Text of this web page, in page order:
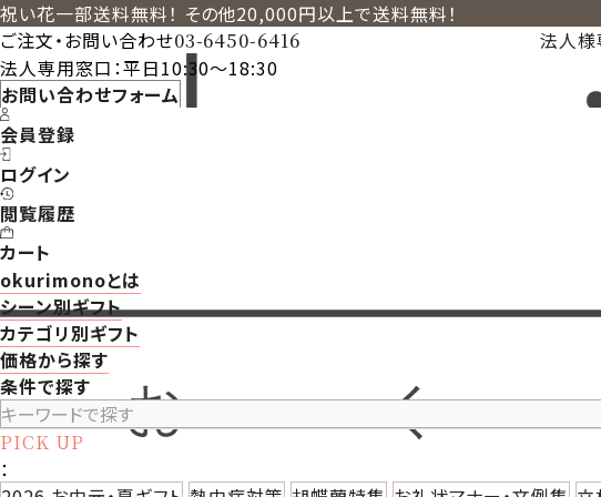
祝い花一部送料無料！ その他20,000円以上で送料無料！
法人様
ご注文・お問い合わせ03-6450-6416
法人専用窓口：平日10:30～18:30
お問い合わせフォーム
会員登録
ログイン
閲覧履歴
カート
okurimonoとは
シーン別ギフト
カテゴリ別ギフト
価格から探す
条件で探す
PICK UP
：